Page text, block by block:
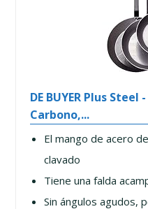
DE BUYER Plus
Carbono,...
El mango de acero
clavado
Tiene una falda
Sin ángulos agudos,